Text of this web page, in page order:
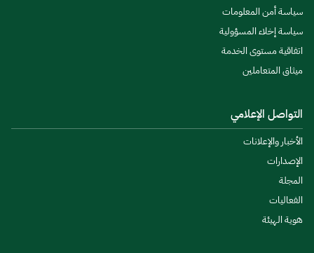
سياسة أمن المعلومات
سياسة إخلاء المسؤولية
اتفاقية مستوى الخدمة
ميثاق المتعاملين
التواصل الإعلامي
الأخبار والإعلانات
الإصدارات
المجلة
الفعاليات
هوية الهيئة